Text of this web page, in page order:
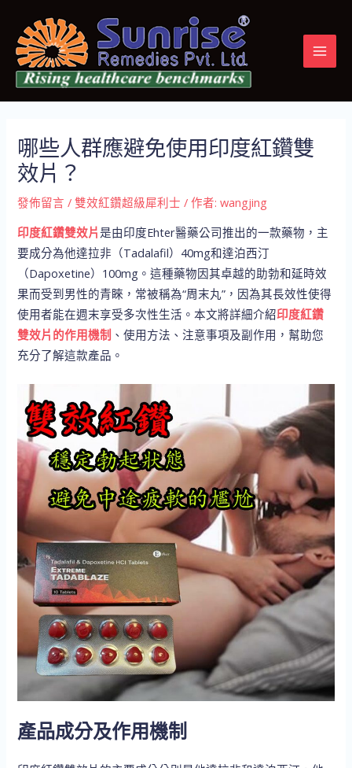
哪些人群應避免使用印度紅鑽雙
效片？
發佈留言 /雙效紅鑽超級犀利士 / 作者:wangjing
印度紅鑽雙效片是由印度Ehter醫藥公司推出的一款藥物，主
要成分為他達拉非（Tadalafil）40mg和達泊西汀
（Dapoxetine）100mg。這種藥物因其卓越的助勃和延時效
果而受到男性的青睞，常被稱為“周末丸”，因為其長效性使得
使用者能在週末享受多次性生活。本文將詳細介紹印度紅鑽
雙效片的作用機制 、使用方法、注意事項及副作用，幫助您
充分了解這款產品。
產品成分及作用機制
navigation